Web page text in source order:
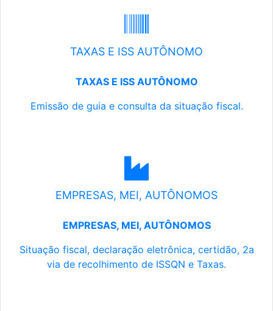
TAXAS E ISS AUTÔNOMO
TAXAS E ISS AUTÔNOMO
Emissão de guia e consulta da situação fiscal.
EMPRESAS, MEI, AUTÔNOMOS
EMPRESAS, MEI, AUTÔNOMOS
Situação fiscal, declaração eletrônica, certidão, 2a
via de recolhimento de ISSQN e Taxas.